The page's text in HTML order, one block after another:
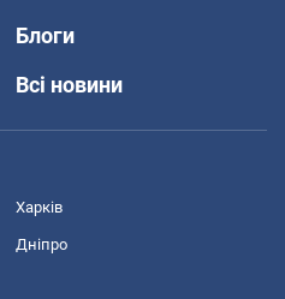
Блоги
Всі новини
Харків
Дніпро